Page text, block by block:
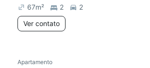
67m² 2
2
Ver contato
Apartamento